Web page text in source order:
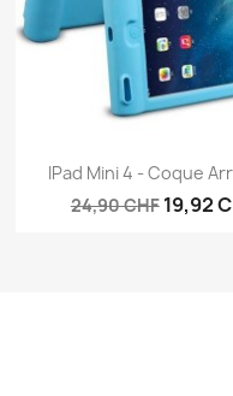
Aperçu
IPad Mini 4 - Coque
24,90 CHF 19,92